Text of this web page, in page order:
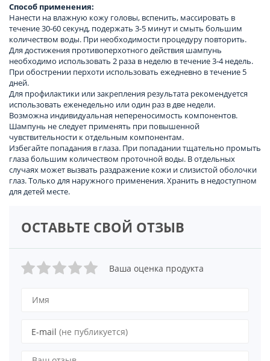
Способ применения:
Нанести на влажную кожу головы, вспенить, массировать в
течение 30-60 секунд, подержать 3-5 минут и смыть большим
количеством воды. При необходимости процедуру повторить.
Для достижения противоперхотного действия шампунь
необходимо использовать 2 раза в неделю в течение 3-4 недель.
При обострении перхоти использовать ежедневно в течение 5
дней.
Для профилактики или закрепления результата рекомендуется
использовать еженедельно или один раз в две недели.
Возможна индивидуальная непереносимость компонентов.
Шампунь не следует применять при повышенной
чувствительности к отдельным компонентам.
Избегайте попадания в глаза. При попадании тщательно промыть
глаза большим количеством проточной воды. В отдельных
случаях может вызвать раздражение кожи и слизистой оболочки
глаз. Только для наружного применения. Хранить в недоступном
для детей месте.
ОСТАВЬТЕ СВОЙ ОТЗЫВ
Ваша оценка продукта
E-mail (не публикуется)